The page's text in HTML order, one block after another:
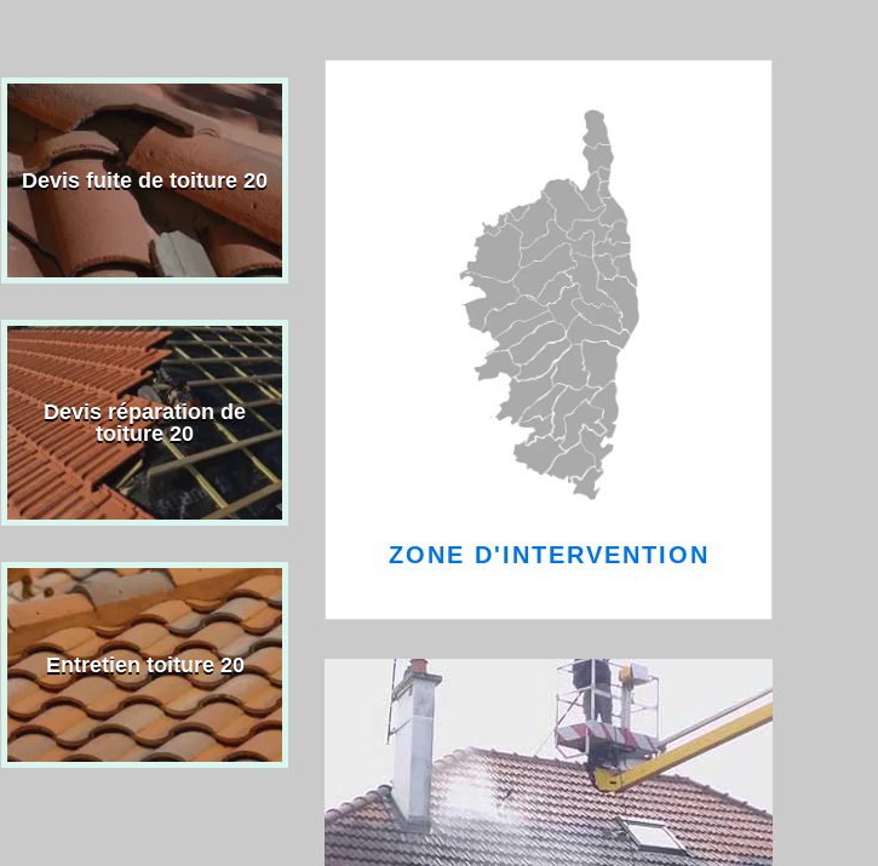
Devis fuite de toiture 20
Devis réparation de
toiture 20
Entretien toiture 20
ZONE D'INTERVENTION